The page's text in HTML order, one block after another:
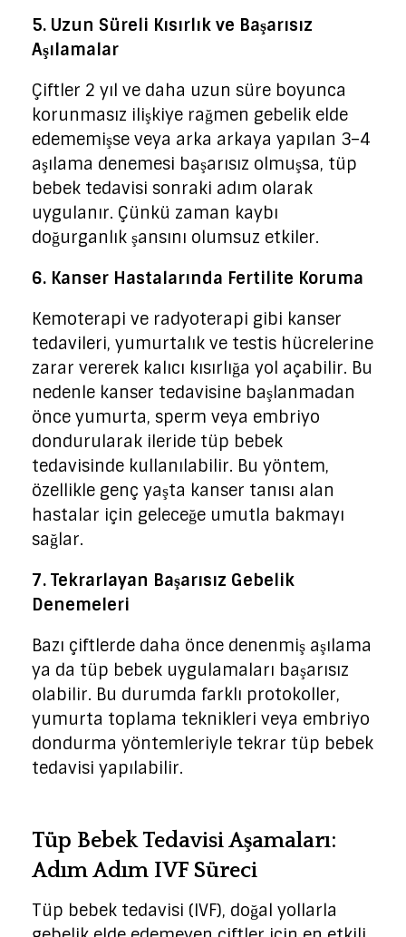
5. Uzun Süreli Kısırlık ve Başarısız
Aşılamalar
Çiftler 2 yıl ve daha uzun süre boyunca
korunmasız ilişkiye rağmen gebelik elde
edememişse veya arka arkaya yapılan 3–4
aşılama denemesi başarısız olmuşsa, tüp
bebek tedavisi sonraki adım olarak
uygulanır. Çünkü zaman kaybı
doğurganlık şansını olumsuz etkiler.
6. Kanser Hastalarında Fertilite Koruma
Kemoterapi ve radyoterapi gibi kanser
tedavileri, yumurtalık ve testis hücrelerine
zarar vererek kalıcı kısırlığa yol açabilir. Bu
nedenle kanser tedavisine başlanmadan
önce yumurta, sperm veya embriyo
dondurularak ileride tüp bebek
tedavisinde kullanılabilir. Bu yöntem,
özellikle genç yaşta kanser tanısı alan
hastalar için geleceğe umutla bakmayı
sağlar.
7. Tekrarlayan Başarısız Gebelik
Denemeleri
Bazı çiftlerde daha önce denenmiş aşılama
ya da tüp bebek uygulamaları başarısız
olabilir. Bu durumda farklı protokoller,
yumurta toplama teknikleri veya embriyo
dondurma yöntemleriyle tekrar tüp bebek
tedavisi yapılabilir.
Tüp Bebek Tedavisi Aşamaları:
Adım Adım IVF Süreci
Tüp bebek tedavisi (IVF), doğal yollarla